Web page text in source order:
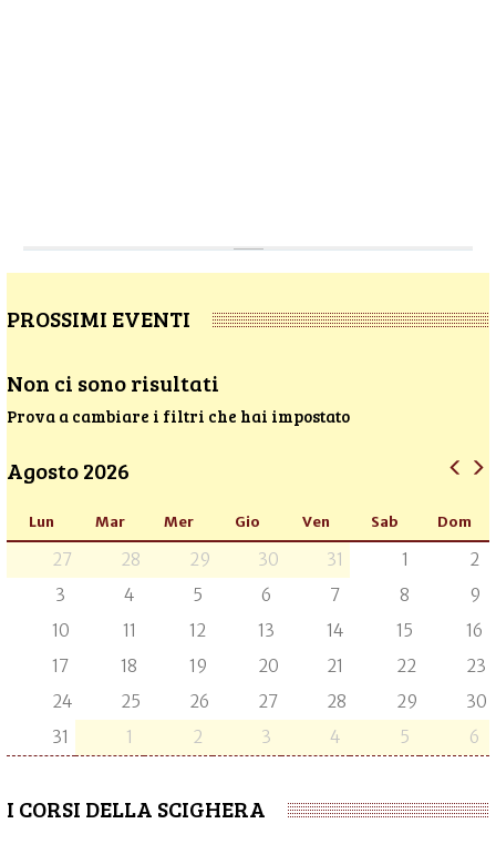
PROSSIMI EVENTI
Non ci sono risultati
Prova a cambiare i filtri che hai impostato
Agosto 2026
Lun Mar Mer Gio Ven Sab Dom
27 28 29 30 31 1
2
3
4 5 6 7 8
9
10
11 12 13 14 15
16
17
18 19 20 21 22
23
24
25 26 27 28 29
30
31
1 2 3 4 5 6
I CORSI DELLA SCIGHERA